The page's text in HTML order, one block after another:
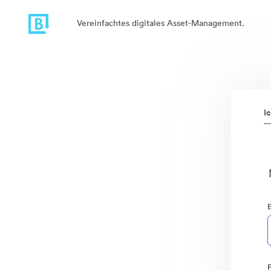
Vereinfachtes digitales Asset-Management.